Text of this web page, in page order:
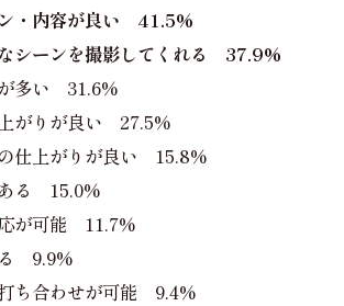
・内容が良い 41.5%
シーンを撮影してくれる 37.9%
多い 31.6%
がりが良い 27.5%
仕上がりが良い 15.8%
る 15.0%
が可能 11.7%
る 9.9%
ち合わせが可能 9.4%